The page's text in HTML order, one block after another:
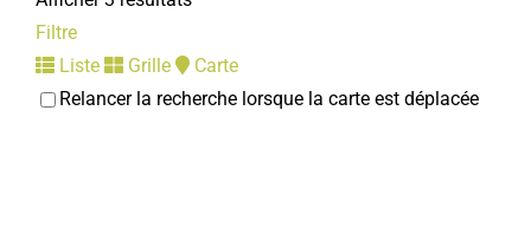
Filtre
Liste
Grille
Carte
Relancer la recherche lorsque la carte est déplacée